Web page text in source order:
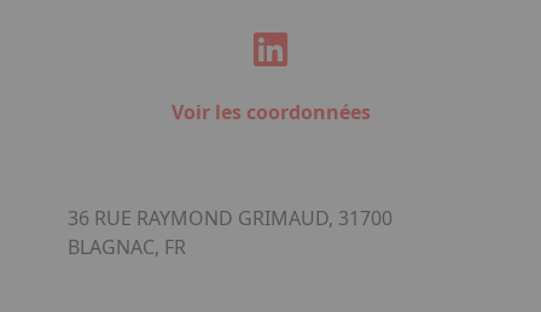
Voir les coordonnées
36 RUE RAYMOND GRIMAUD, 31700
BLAGNAC, FR